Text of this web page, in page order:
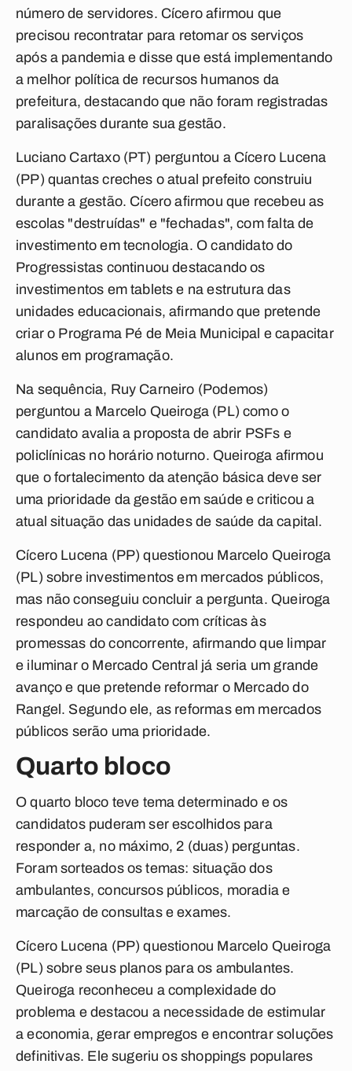
número de servidores. Cícero afirmou que
precisou recontratar para retomar os serviços
após a pandemia e disse que está implementando
a melhor política de recursos humanos da
prefeitura, destacando que não foram registradas
paralisações durante sua gestão.
Luciano Cartaxo (PT) perguntou a Cícero Lucena
(PP) quantas creches o atual prefeito construiu
durante a gestão. Cícero afirmou que recebeu as
escolas "destruídas" e "fechadas", com falta de
investimento em tecnologia. O candidato do
Progressistas continuou destacando os
investimentos em tablets e na estrutura das
unidades educacionais, afirmando que pretende
criar o Programa Pé de Meia Municipal e capacitar
alunos em programação.
Na sequência, Ruy Carneiro (Podemos)
perguntou a Marcelo Queiroga (PL) como o
candidato avalia a proposta de abrir PSFs e
policlínicas no horário noturno. Queiroga afirmou
que o fortalecimento da atenção básica deve ser
uma prioridade da gestão em saúde e criticou a
atual situação das unidades de saúde da capital.
Cícero Lucena (PP) questionou Marcelo Queiroga
(PL) sobre investimentos em mercados públicos,
mas não conseguiu concluir a pergunta. Queiroga
respondeu ao candidato com críticas às
promessas do concorrente, afirmando que limpar
e iluminar o Mercado Central já seria um grande
avanço e que pretende reformar o Mercado do
Rangel. Segundo ele, as reformas em mercados
públicos serão uma prioridade.
Quarto bloco
O quarto bloco teve tema determinado e os
candidatos puderam ser escolhidos para
responder a, no máximo, 2 (duas) perguntas.
Foram sorteados os temas: situação dos
ambulantes, concursos públicos, moradia e
marcação de consultas e exames.
Cícero Lucena (PP) questionou Marcelo Queiroga
(PL) sobre seus planos para os ambulantes.
Queiroga reconheceu a complexidade do
problema e destacou a necessidade de estimular
a economia, gerar empregos e encontrar soluções
definitivas. Ele sugeriu os shoppings populares